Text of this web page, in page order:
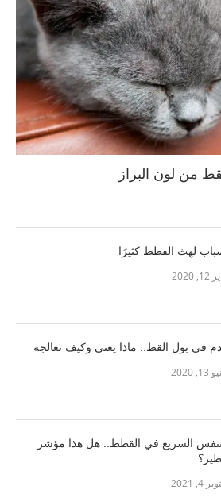
من لون البراز
لهث القطط كثيرًا
في بول القط.. ماذا يعني وكيف تعالجه
2020
السريع في القطط.. هل هذا مؤشر
4, 2021